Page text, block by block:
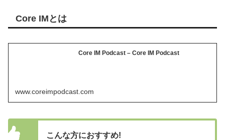
Core IMとは
Core IM Podcast – Core IM Podcast
www.coreimpodcast.com
こんな方におすすめ!